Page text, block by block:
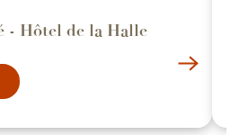
- Hôtel de la Halle